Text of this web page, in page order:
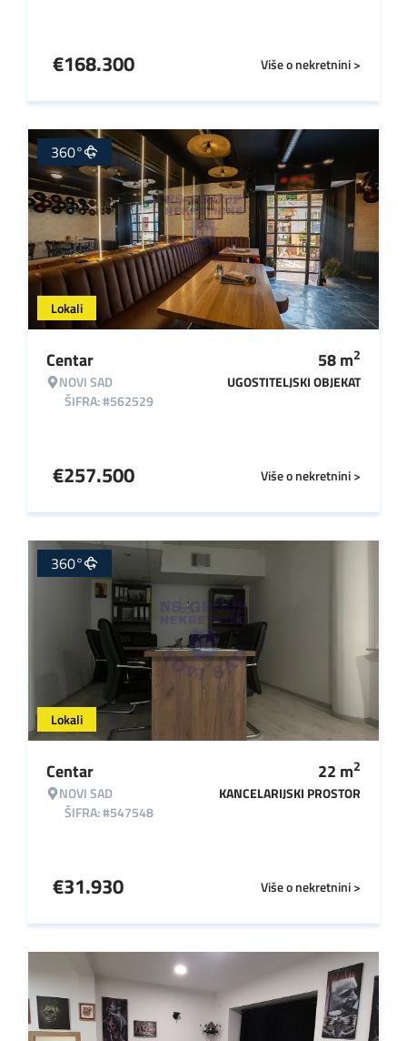
Više o nekretnini >
€168.300
Lokali
360°
Centar
NOVI SAD
ŠIFRA: #562529
58m2
UGOSTITELJSKI OBJEKAT
Više o nekretnini >
€257.500
Lokali
360°
Centar
NOVI SAD
ŠIFRA: #547548
22 m2
KANCELARIJSKI PROSTOR
Više o nekretnini >
€31.930